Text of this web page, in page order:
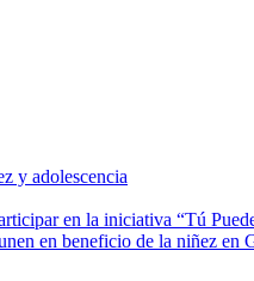
y adolescencia
en la iniciativa “Tú
en beneficio de la niñez en